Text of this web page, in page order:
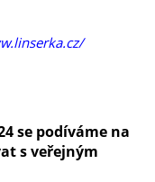
se podíváme na
s veřejným